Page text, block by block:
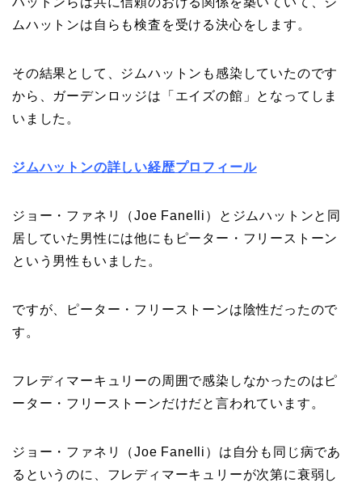
ムハットンは自らも検査を受ける決心をします。
その結果として、ジムハットンも感染していたのです
から、ガーデンロッジは「エイズの館」となってしま
いました。
ジムハットンの詳しい経歴プロフィール
ジョー・ファネリ（Joe Fanelli）とジムハットンと同
居していた男性には他にもピーター・フリーストーン
という男性もいました。
ですが、ピーター・フリーストーンは陰性だったので
す。
フレディマーキュリーの周囲で感染しなかったのはピ
ーター・フリーストーンだけだと言われています。
ジョー・ファネリ（Joe Fanelli）は自分も同じ病であ
るというのに、フレディマーキュリーが次第に衰弱し